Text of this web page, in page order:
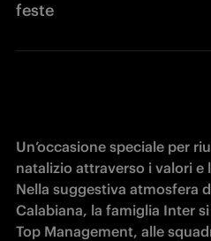
feste
Un’occasione speciale per
natalizio attraverso i valori e
Nella suggestiva atmosfera
Calabiana, la famiglia Inter
Top Management, alle